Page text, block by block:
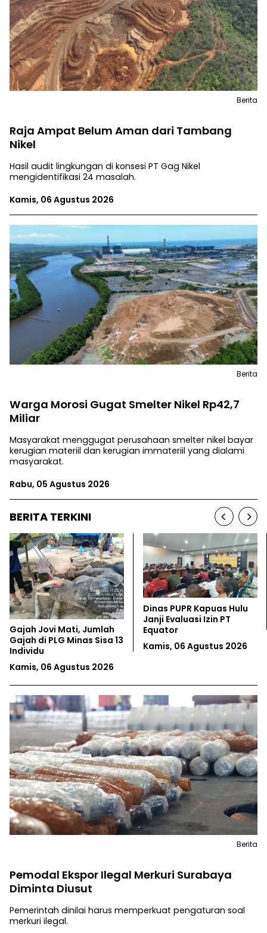
Raja Ampat Belum Aman dari Tambang
Nikel
Hasil audit lingkungan di konsesi PT Gag Nikel
mengidentifikasi 24 masalah.
Kamis, 06 Agustus 2026
Berita
Warga Morosi Gugat Smelter Nikel Rp42,7
Miliar
Masyarakat menggugat perusahaan smelter nikel bayar
kerugian materiil dan kerugian immateriil yang dialami
masyarakat.
Rabu, 05 Agustus 2026
Berita
BERITA TERKINI
Jumlah
Sisa 13
2026
Dinas PUPR Kapuas Hulu
Janji Evaluasi Izin PT
Equator
Kamis, 06 Agustus 2026
Raja Ampat
Pemodal Ekspor Ilegal Merkuri Surabaya
Diminta Diusut
Pemerintah dinilai harus memperkuat pengaturan soal
merkuri ilegal.
Berita